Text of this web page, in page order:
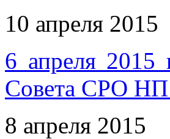
10 апреля 2015
6 апреля 2015
Совета СРО
8 апреля 2015